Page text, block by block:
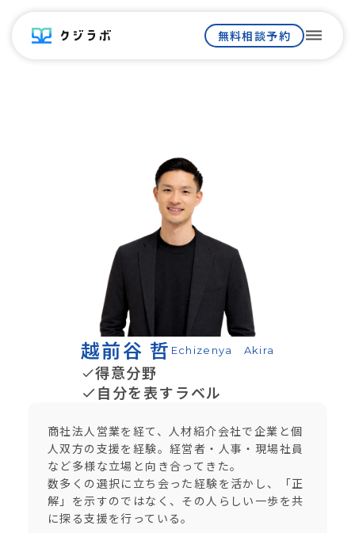
越前谷 哲 Echizenya Akira
done得意分野
done 自分を表すラベル
商社法人営業を経て、人材紹介会社で企業と個
人双方の支援を経験。経営者・人事・現場社員
など多様な立場と向き合ってきた。
数多くの選択に立ち会った経験を活かし、「正
解」を示すのではなく、その人らしい一歩を共
に探る支援を行っている。
無料相談予約 dehaze